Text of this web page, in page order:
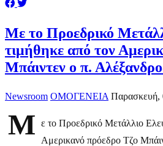
Με το Προεδρικό
τιμήθηκε από τον
Μπάιντεν ο π.
Newsroom ΟΜΟΓΕΝΕΙΑ Παρασκευή,
Μ
ε το Προεδρικό Μετάλλιο
Αμερικανό πρόεδρο Τζο